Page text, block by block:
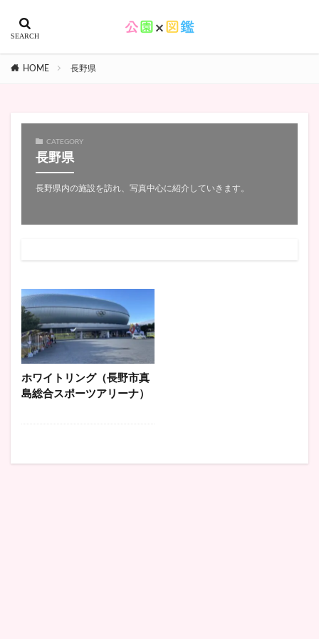
HOME 長野県
CATEGORY
長野県
長野県内の施設を訪れ、写真中心に紹介していきます。
ホワイトリング（長野市真
島総合スポーツアリーナ）